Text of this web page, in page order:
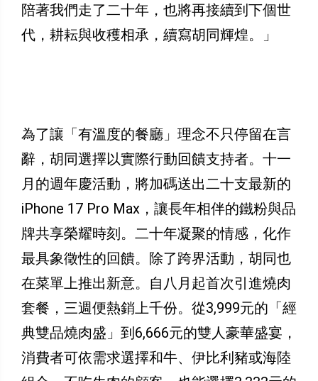
陪著我們走了二十年，也將再接續到下個世
代，耕耘與收穫相承，續寫胡同輝煌。」
為了讓「有溫度的餐廳」理念不只停留在言
辭，胡同選擇以實際行動回饋支持者。十一
月的週年慶活動，將加碼送出二十支最新的
iPhone 17 Pro Max，讓長年相伴的鐵粉與品
牌共享榮耀時刻。二十年凝聚的情感，化作
最具象徵性的回饋。除了跨界活動，胡同也
在菜單上推出新意。自八月起首次引進燒肉
套餐，三週便熱銷上千份。從3,999元的「經
典雙品燒肉盛」到6,666元的雙人豪華盛宴，
消費者可依需求選擇和牛、伊比利豬或海陸